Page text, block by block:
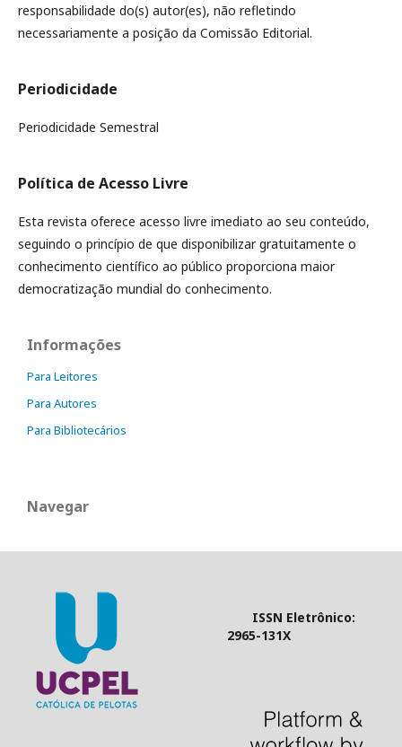
responsabilidade do(s) autor(es), não refletindo
necessariamente a posição da Comissão Editorial.
Periodicidade
Periodicidade Semestral
Política de Acesso Livre
Esta revista oferece acesso livre imediato ao seu conteúdo,
seguindo o princípio de que disponibilizar gratuitamente o
conhecimento científico ao público proporciona maior
democratização mundial do conhecimento.
Informações
Para Leitores
Para Autores
Para Bibliotecários
Navegar
ISSN Eletrônico:
2965-131X